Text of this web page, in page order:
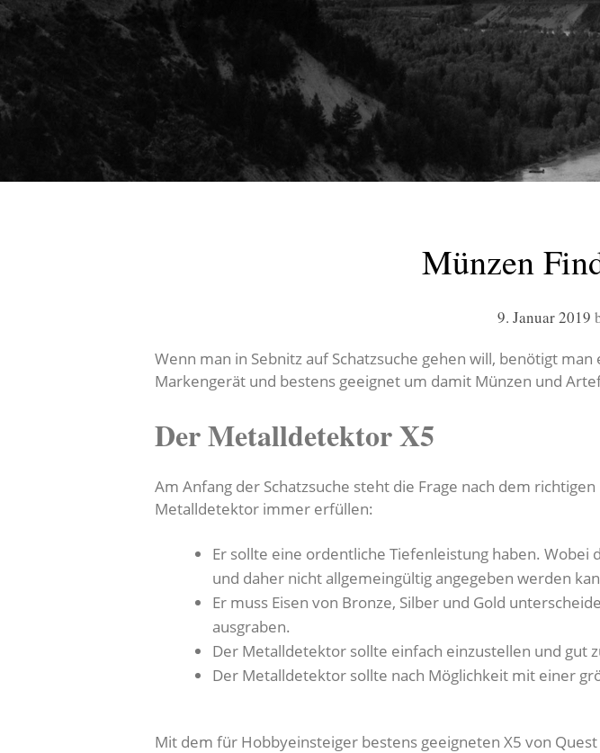
Münzen
9. Januar 2019
Wenn man in Sebnitz auf Schatzsuche gehen will, benötigt
Markengerät und bestens geeignet um damit Münzen und
Der Metalldetektor X5
Am Anfang der Schatzsuche steht die Frage nach dem
Metalldetektor immer erfüllen:
Er sollte eine ordentliche Tiefenleistung haben.
und daher nicht allgemeingültig angegeben werden
Er muss Eisen von Bronze, Silber und Gold
ausgraben.
Der Metalldetektor sollte einfach einzustellen und gut
Der Metalldetektor sollte nach Möglichkeit mit einer
Mit dem für Hobbyeinsteiger bestens geeigneten X5 von